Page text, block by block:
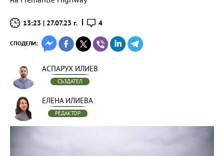
13:23 | 27.07.23 г. 4
СПОДЕЛИ:
АСПАРУХ ИЛИЕВ
СЪЗДАТЕЛ
ЕЛЕНА ИЛИЕВА
РЕДАКТОР